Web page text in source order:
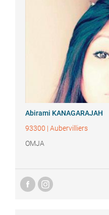
Abirami KANAGARAJAH
93300 | Aubervilliers
OMJA